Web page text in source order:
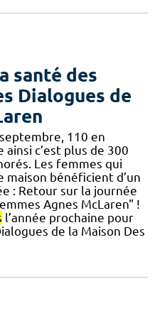
santé des
Dialogues de
110 en
c’est plus de 300
Les femmes qui
bénéficient d’un
: Retour sur la journée
Agnes McLaren" !
l’année prochaine pour
de la Maison Des